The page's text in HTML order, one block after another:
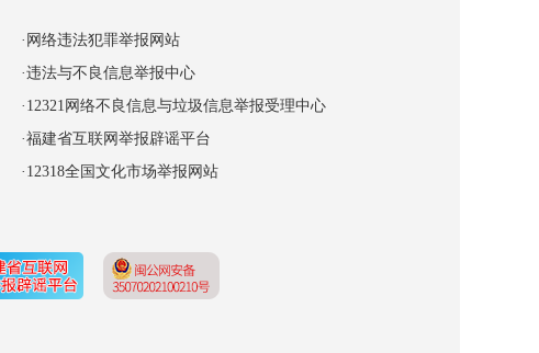
·网络违法犯罪举报网站
·违法与不良信息举报中心
·12321网络不良信息与垃圾信息举报受理中心
·福建省互联网举报辟谣平台
·12318全国文化市场举报网站